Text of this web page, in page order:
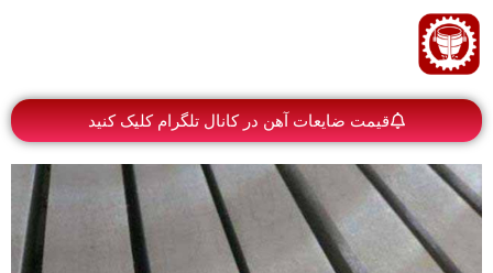
قیمت ضایعات آهن در کانال تلگرام کلیک کنید